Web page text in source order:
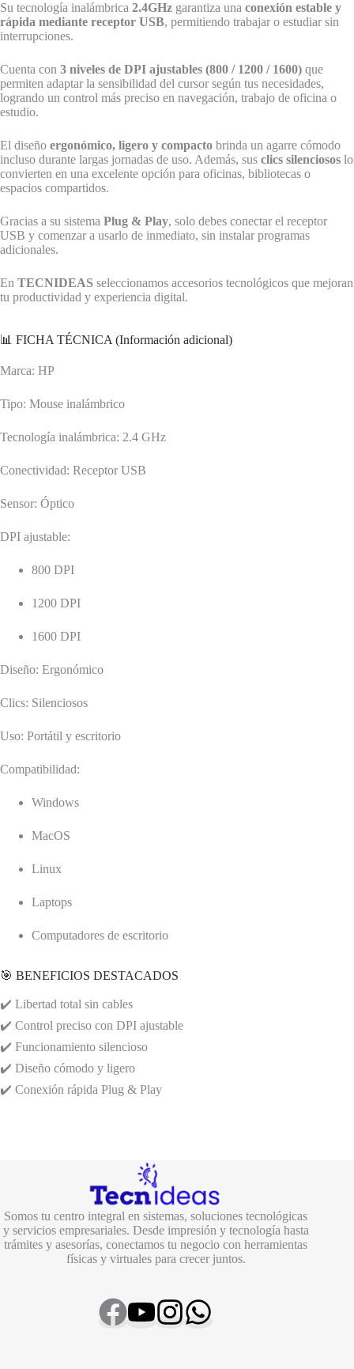
Su tecnología inalámbrica 2.4GHz garantiza una conexión estable y
rápida mediante receptor USB, permitiendo trabajar o estudiar sin
interrupciones.
Cuenta con 3 niveles de DPI ajustables (800 / 1200 / 1600) que
permiten adaptar la sensibilidad del cursor según tus necesidades,
logrando un control más preciso en navegación, trabajo de oficina o
estudio.
El diseño ergonómico, ligero y compacto brinda un agarre cómodo
incluso durante largas jornadas de uso. Además, sus clics silenciosos lo
convierten en una excelente opción para oficinas, bibliotecas o
espacios compartidos.
Gracias a su sistema Plug & Play, solo debes conectar el receptor
USB y comenzar a usarlo de inmediato, sin instalar programas
adicionales.
En TECNIDEAS seleccionamos accesorios tecnológicos que mejoran
tu productividad y experiencia digital.
📊 FICHA TÉCNICA (Información adicional)
Marca: HP
Tipo: Mouse inalámbrico
Tecnología inalámbrica: 2.4 GHz
Conectividad: Receptor USB
Sensor: Óptico
DPI ajustable:
800 DPI
1200 DPI
1600 DPI
Diseño: Ergonómico
Clics: Silenciosos
Uso: Portátil y escritorio
Compatibilidad:
Windows
MacOS
Linux
Laptops
Computadores de escritorio
🎯 BENEFICIOS DESTACADOS
✔️ Libertad total sin cables
✔️ Control preciso con DPI ajustable
✔️ Funcionamiento silencioso
✔️ Diseño cómodo y ligero
✔️ Conexión rápida Plug & Play
Somos tu centro integral en sistemas, soluciones tecnológicas
y servicios empresariales. Desde impresión y tecnología hasta
trámites y asesorías, conectamos tu negocio con herramientas
físicas y virtuales para crecer juntos.